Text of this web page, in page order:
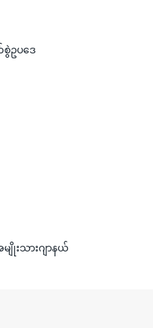
ဥပဒေ
ျိုးသားဂျာနယ်